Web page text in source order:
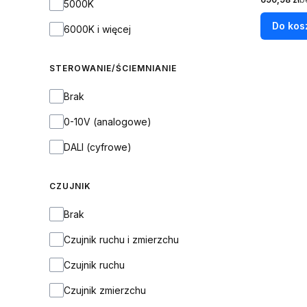
5000K
6000K i więcej
STEROWANIE/ŚCIEMNIANIE
STEROWANIE/ŚCIEMNIANIE
Brak
0-10V (analogowe)
DALI (cyfrowe)
CZUJNIK
CZUJNIK
Brak
Czujnik ruchu i zmierzchu
Czujnik ruchu
Czujnik zmierzchu
Do